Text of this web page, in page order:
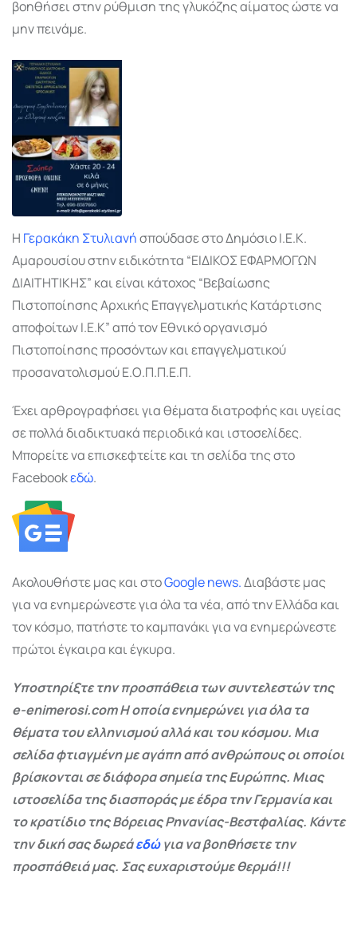
βοηθήσει στην ρύθμιση της γλυκόζης αίματος ώστε να
μην πεινάμε.
Η Γερακάκη Στυλιανήσπούδασε στο Δημόσιο Ι.Ε.Κ.
Αμαρουσίου στην ειδικότητα “ΕΙΔΙΚΟΣ ΕΦΑΡΜΟΓΩΝ
ΔΙΑΙΤΗΤΙΚΗΣ” και είναι κάτοχος “Βεβαίωσης
Πιστοποίησης Αρχικής Επαγγελματικής Κατάρτισης
αποφοίτων Ι.Ε.Κ” από τον Εθνικό οργανισμό
Πιστοποίησης προσόντων και επαγγελματικού
προσανατολισμού Ε.Ο.Π.Π.Ε.Π.
Έχει αρθρογραφήσει για θέματα διατροφής και υγείας
σε πολλά διαδικτυακά περιοδικά και ιστοσελίδες.
Μπορείτε να επισκεφτείτε και τη σελίδα της στο
Facebookεδώ.
Ακολουθήστε μας και στοGooglenews.Διαβάστε μας
για να ενημερώνεστε για όλα τα νέα, από την Ελλάδα και
τον κόσμο, πατήστε το καμπανάκι για να ενημερώνεστε
πρώτοι έγκαιρα και έγκυρα.
Υποστηρίξτε την προσπάθεια των συντελεστών της
e-enimerosi.com Η οποία ενημερώνει για όλα τα
θέματα του ελληνισμού αλλά και του κόσμου. Μια
σελίδα φτιαγμένη με αγάπη από ανθρώπους οι οποίοι
βρίσκονται σε διάφορα σημεία της Ευρώπης. Μιας
ιστοσελίδα της διασποράς με έδρα την Γερμανία και
το κρατίδιο της Βόρειας Ρηνανίας-Βεστφαλίας. Κάντε
την δική σας δωρεάεδώγια να βοηθήσετε την
προσπάθειά μας. Σας ευχαριστούμε θερμά!!!